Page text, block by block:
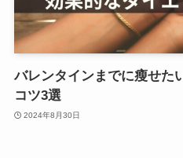
バレンタインまでに瘦せた
コツ3選
2024年8月30日